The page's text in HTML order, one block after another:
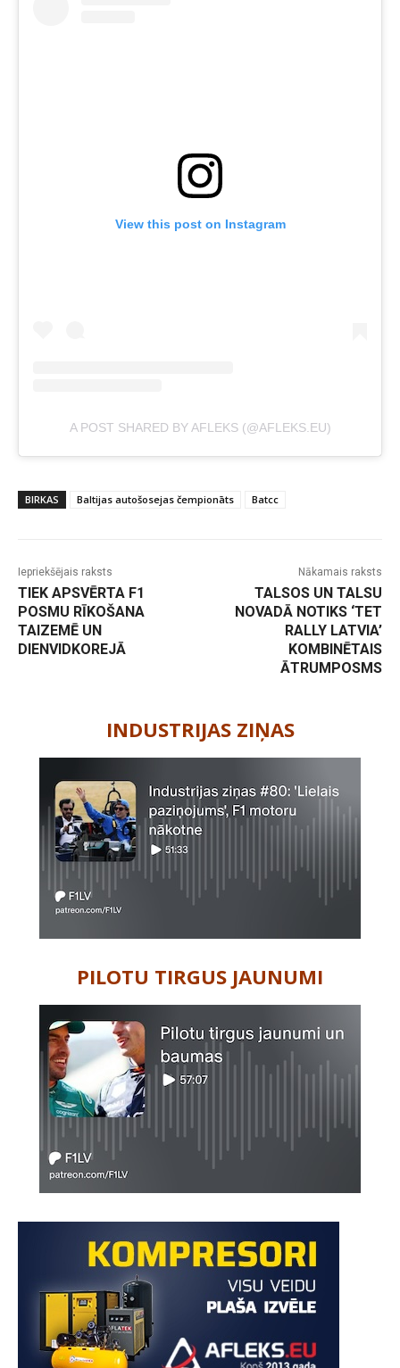
View this post on Instagram
A POST SHARED BY AFLEKS (@AFLEKS.EU)
BIRKAS Baltijas autošosejas čempionāts Batcc
Iepriekšējais raksts
TIEK APSVĒRTA F1
POSMU RĪKOŠANA
TAIZEMĒ UN
DIENVIDKOREJĀ
Nākamais raksts
TALSOS UN TALSU
NOVADĀ NOTIKS ‘TET
RALLY LATVIA’
KOMBINĒTAIS
ĀTRUMPOSMS
INDUSTRIJAS ZIŅAS
PILOTU TIRGUS JAUNUMI